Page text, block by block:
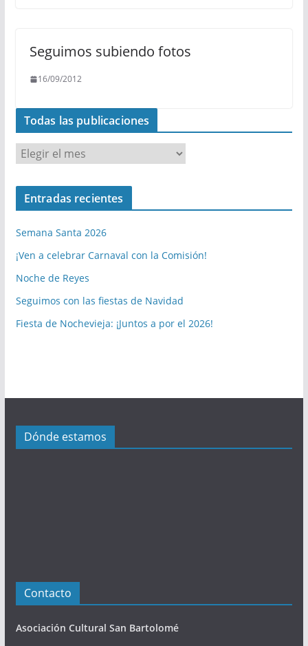
Seguimos subiendo fotos
16/09/2012
Todas las publicaciones
o
d
l
a
s
u
b
i
Entradas recientes
Semana Santa 2026
¡Ven a celebrar Carnaval con la Comisión!
Noche de Reyes
Seguimos con las fiestas de Navidad
Fiesta de Nochevieja: ¡Juntos a por el 2026!
Dónde estamos
Contacto
Asociación Cultural San Bartolomé